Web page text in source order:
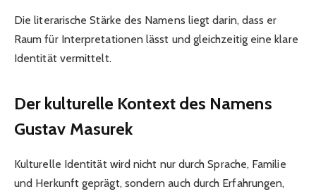
Die literarische Stärke des Namens liegt darin, dass er
Raum für Interpretationen lässt und gleichzeitig eine klare
Identität vermittelt.
Der kulturelle Kontext des Namens
Gustav Masurek
Kulturelle Identität wird nicht nur durch Sprache, Familie
und Herkunft geprägt, sondern auch durch Erfahrungen,